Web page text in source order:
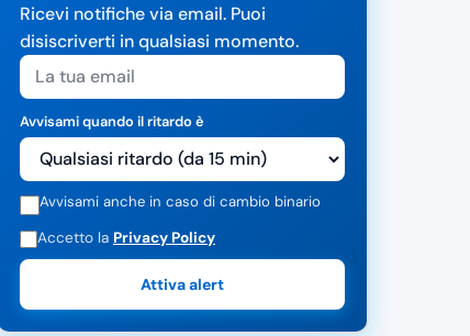
Ricevi notifiche via email. Puoi
disiscriverti in qualsiasi momento.
Avvisami quando il ritardo è
Avvisami anche in caso di cambio binario
Accetto la Privacy Policy
Attiva alert